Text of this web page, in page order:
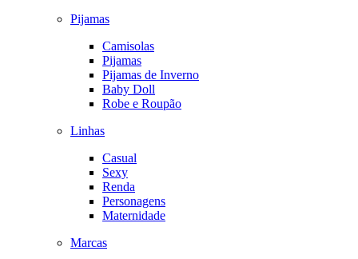
Pijamas
Camisolas
Pijamas
Pijamas de Inverno
Baby Doll
Robe e Roupão
Linhas
Casual
Sexy
Renda
Personagens
Maternidade
Marcas